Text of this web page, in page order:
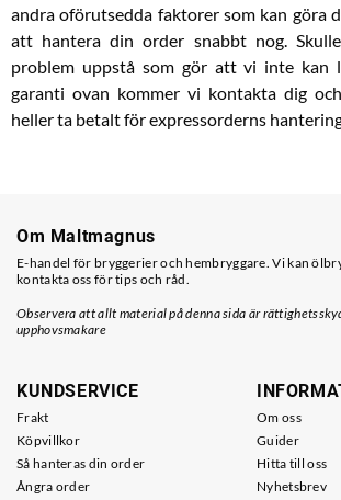
andra oförutsedda faktorer som kan göra
att hantera din order snabbt nog.
problem uppstå som gör att vi inte kan
garanti ovan kommer vi kontakta dig
heller ta betalt för expressorderns
Om Maltmagnus
E-handel för bryggerier och hembryggare. Vi kan
kontakta oss för tips och råd.
Observera att allt material på denna sida är
upphovsmakare
KUNDSERVICE
Frakt
Köpvillkor
Så hanteras din order
Ångra order
Om oss
Guider
Hitta till oss
Nyhetsbrev